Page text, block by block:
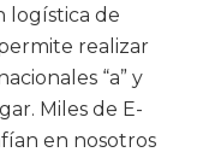
logística de
realizar
“a” y
Miles de E-
en nosotros